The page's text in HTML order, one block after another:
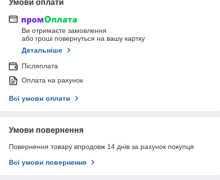
Умови оплати
Ви отримаєте замовлення
або гроші повернуться на вашу картку
Детальніше
Післяплата
Оплата на рахунок
Всі умови оплати
Умови повернення
Повернення товару впродовж 14 днів за рахунок покупця
Всі умови повернення